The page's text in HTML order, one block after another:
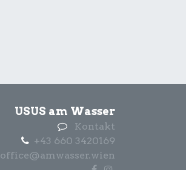
USUS am Wasser
Kontakt
+43 660 3420169
office@amwasser.wien